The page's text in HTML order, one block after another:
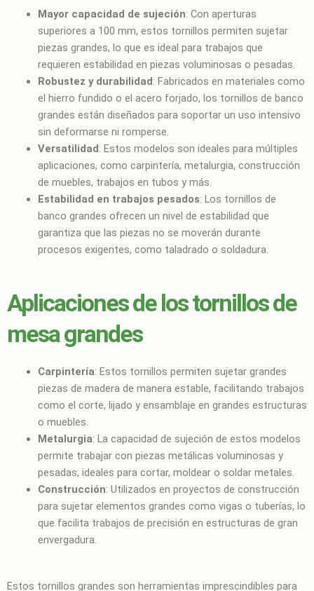
Mayor capacidad de sujeción: Con aperturas
superiores a 100 mm, estos tornillos permiten sujetar
piezas grandes, lo que es ideal para trabajos que
requieren estabilidad en piezas voluminosas o pesadas.
Robustez y durabilidad: Fabricados en materiales como
el hierro fundido o el acero forjado, los tornillos de banco
grandes están diseñados para soportar un uso intensivo
sin deformarse ni romperse.
Versatilidad: Estos modelos son ideales para múltiples
aplicaciones, como carpintería, metalurgia, construcción
de muebles, trabajos en tubos y más.
Estabilidad en trabajos pesados: Los tornillos de
banco grandes ofrecen un nivel de estabilidad que
garantiza que las piezas no se moverán durante
procesos exigentes, como taladrado o soldadura.
Aplicaciones de los tornillos de
mesa grandes
Carpintería: Estos tornillos permiten sujetar grandes
piezas de madera de manera estable, facilitando trabajos
como el corte, lijado y ensamblaje en grandes estructuras
o muebles.
Metalurgia: La capacidad de sujeción de estos modelos
permite trabajar con piezas metálicas voluminosas y
pesadas, ideales para cortar, moldear o soldar metales.
Construcción: Utilizados en proyectos de construcción
para sujetar elementos grandes como vigas o tuberías, lo
que facilita trabajos de precisión en estructuras de gran
envergadura.
Estos tornillos grandes son herramientas imprescindibles para